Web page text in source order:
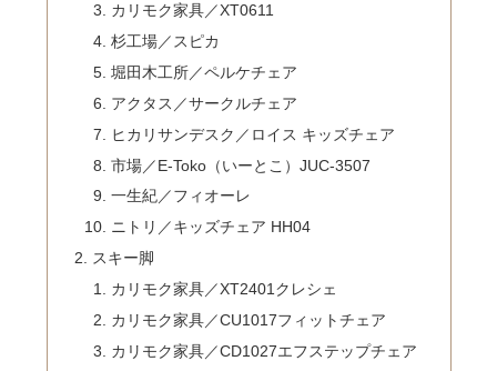
カリモク家具／XT0611
杉工場／スピカ
堀田木工所／ペルケチェア
アクタス／サークルチェア
ヒカリサンデスク／ロイス キッズチェア
市場／E-Toko（いーとこ）JUC-3507
一生紀／フィオーレ
ニトリ／キッズチェア HH04
スキー脚
カリモク家具／XT2401クレシェ
カリモク家具／CU1017フィットチェア
カリモク家具／CD1027エフステップチェア